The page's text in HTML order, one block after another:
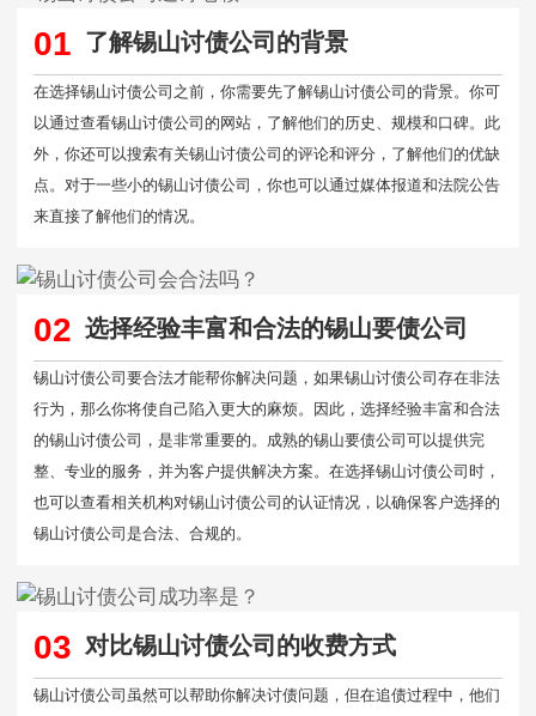
01 了解锡山讨债公司的背景
在选择锡山讨债公司之前，你需要先了解锡山讨债公司的背景。你可
以通过查看锡山讨债公司的网站，了解他们的历史、规模和口碑。此
外，你还可以搜索有关锡山讨债公司的评论和评分，了解他们的优缺
点。对于一些小的锡山讨债公司，你也可以通过媒体报道和法院公告
来直接了解他们的情况。
02 选择经验丰富和合法的锡山要债公司
锡山讨债公司要合法才能帮你解决问题，如果锡山讨债公司存在非法
行为，那么你将使自己陷入更大的麻烦。因此，选择经验丰富和合法
的锡山讨债公司，是非常重要的。成熟的锡山要债公司可以提供完
整、专业的服务，并为客户提供解决方案。在选择锡山讨债公司时，
也可以查看相关机构对锡山讨债公司的认证情况，以确保客户选择的
锡山讨债公司是合法、合规的。
03 对比锡山讨债公司的收费方式
锡山讨债公司虽然可以帮助你解决讨债问题，但在追债过程中，他们